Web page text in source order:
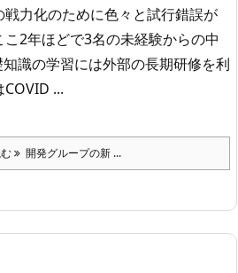
力化のために色々と試行錯誤が
こ2年ほどで3名の未経験からの中
識の学習には外部の長期研修を利
...
開発グループの新 ...